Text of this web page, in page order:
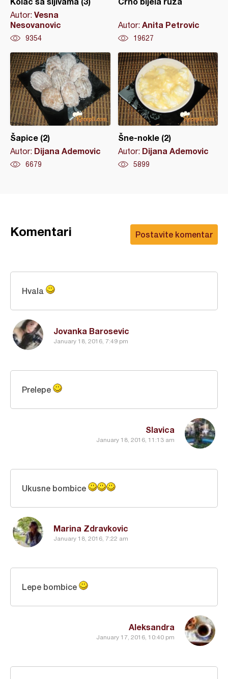
Autor: Vesna
Nesovanovic
9354
Autor: Anita Petrovic
19627
Šapice (2)
Autor: Dijana Ademovic
6679
Šne-nokle (2)
Autor: Dijana Ademovic
5899
Postavite komentar
Komentari
Jovanka Barosevic
January 18, 2016, 7:49 pm
Hvala
Slavica
January 18, 2016, 11:13 am
Prelepe
Marina Zdravkovic
January 18, 2016, 7:22 am
Ukusne bombice
Aleksandra
January 17, 2016, 10:40 pm
Lepe bombice